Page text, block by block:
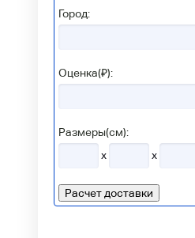
Город:
Оценка(₽):
Размеры(см):
x
x
Расчет доставки